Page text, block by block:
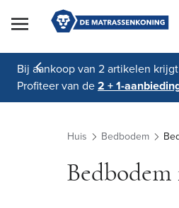
Skip to Content
Bij aankoop van 2 artikelen
Profiteer van de2 + 1-
Huis Bedbodem
Bedbodem